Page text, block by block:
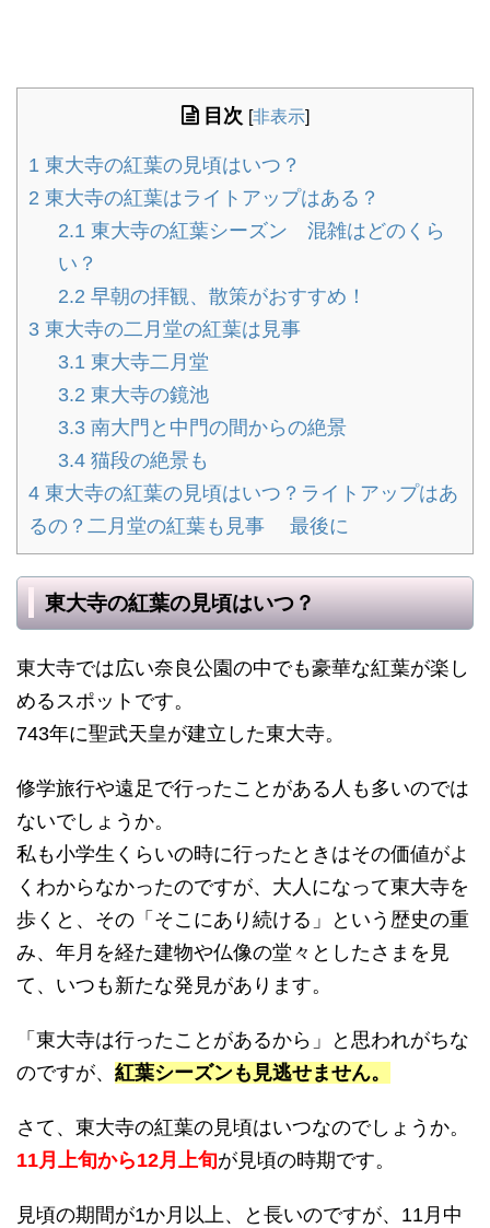
目次 [非表示]
1 東大寺の紅葉の見頃はいつ？
2 東大寺の紅葉はライトアップはある？
2.1 東大寺の紅葉シーズン 混雑はどのくら
い？
2.2 早朝の拝観、散策がおすすめ！
3 東大寺の二月堂の紅葉は見事
3.1 東大寺二月堂
3.2 東大寺の鏡池
3.3 南大門と中門の間からの絶景
3.4 猫段の絶景も
4 東大寺の紅葉の見頃はいつ？ライトアップはあ
るの？二月堂の紅葉も見事 最後に
東大寺の紅葉の見頃はいつ？
東大寺では広い奈良公園の中でも豪華な紅葉が楽し
めるスポットです。
743年に聖武天皇が建立した東大寺。
修学旅行や遠足で行ったことがある人も多いのでは
ないでしょうか。
私も小学生くらいの時に行ったときはその価値がよ
くわからなかったのですが、大人になって東大寺を
歩くと、その「そこにあり続ける」という歴史の重
み、年月を経た建物や仏像の堂々としたさまを見
て、いつも新たな発見があります。
「東大寺は行ったことがあるから」と思われがちな
のですが、 紅葉シーズンも見逃せません。
さて、東大寺の紅葉の見頃はいつなのでしょうか。
11月上旬から12月上旬が見頃の時期です。
見頃の期間が1か月以上、と長いのですが、11月中